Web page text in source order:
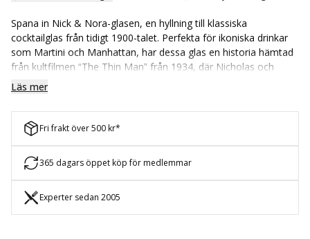
Spana in Nick & Nora-glasen, en hyllning till klassiska
cocktailglas från tidigt 1900-talet. Perfekta för ikoniska drinkar
som Martini och Manhattan, har dessa glas en historia hämtad
från kultfilmen “The Thin Man” från 1934, där Nicholas och
Nora Charles föredrog att diskutera med dessa eleganta glas i
handen.
Designade med hjälp av den världsberömde mixologen Stephan
Hinz, erbjuder denna kollektion den perfekta storleken för alla
typer av cocktails, från klassiska till kreativa, och ger en touch
av barkultur direkt hem till dig. Med en höjd på 14 centimeter
och en volym på 15 centiliter ger dessa glas den idealiska ramen
för dina favoritdrinkar. Inte minst gör enkel rengöring i
diskmaskinen dem till ett praktiskt val för varje tillfälle.
Läs mer
Fri frakt över 500 kr*
365 dagars öppet köp för medlemmar
Experter sedan 2005